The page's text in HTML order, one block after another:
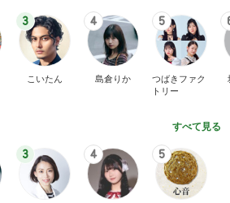
3
こいたん
4
島倉りか
5
つばきファク
トリー
すべて見る
3 4 5